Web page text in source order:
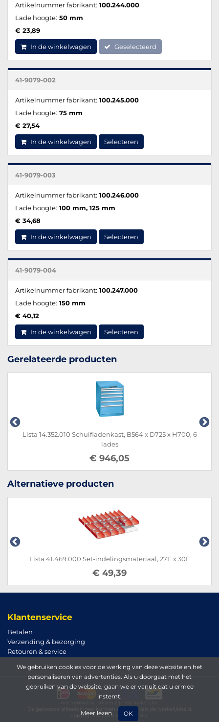
Artikelnummer fabrikant: 100.244.000
Lade hoogte: 50 mm
€ 23,89
In de winkelwagen Geselecteerd
41-9079-002
Artikelnummer fabrikant: 100.245.000
Lade hoogte: 75 mm
€ 27,54
In de winkelwagen Selecteren
41-9079-003
Artikelnummer fabrikant: 100.246.000
Lade hoogte: 100 mm, 125 mm
€ 34,68
In de winkelwagen Selecteren
41-9079-004
Artikelnummer fabrikant: 100.247.000
Lade hoogte: 150 mm
€ 40,12
In de winkelwagen Selecteren
Gerelateerde producten
x H700, 6
Lista 14.399.010 Schuifladenkast, B564 x D725
Alternatieve producten
27E x 30E Lista 100.380.000 Set-
Klantenservice
Betalen
Verzending & bezorging
Retouren & service
Alle vermelde prijzen zijn exclusief btw.
De getoonde afbeeldingen kunnen afwijken van de werkelijkheid.
Copyright © 2026 Magema B.V.
We gebruiken cookies voor de werking van deze website en het
personaliseren van advertenties. Als u doorgaat met het
gebruiken van de website, gaan we er vanuit dat u ermee
instemt.
Meer lezen OK